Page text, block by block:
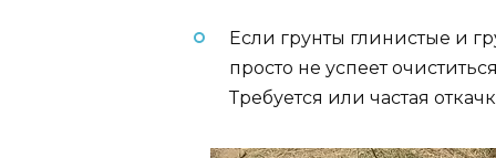
Если грунты глинистые и
просто не успеет
Требуется или частая